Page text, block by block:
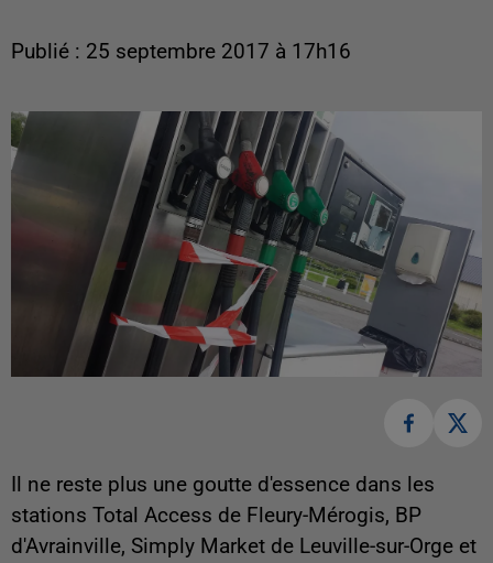
Publié : 25 septembre 2017 à 17h16
Il ne reste plus une goutte d'essence dans les
stations Total Access de Fleury-Mérogis, BP
d'Avrainville, Simply Market de Leuville-sur-Orge et